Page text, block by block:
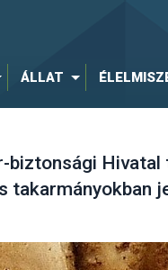
ÁLLAT
biztonsági Hivatal
takarmányokban